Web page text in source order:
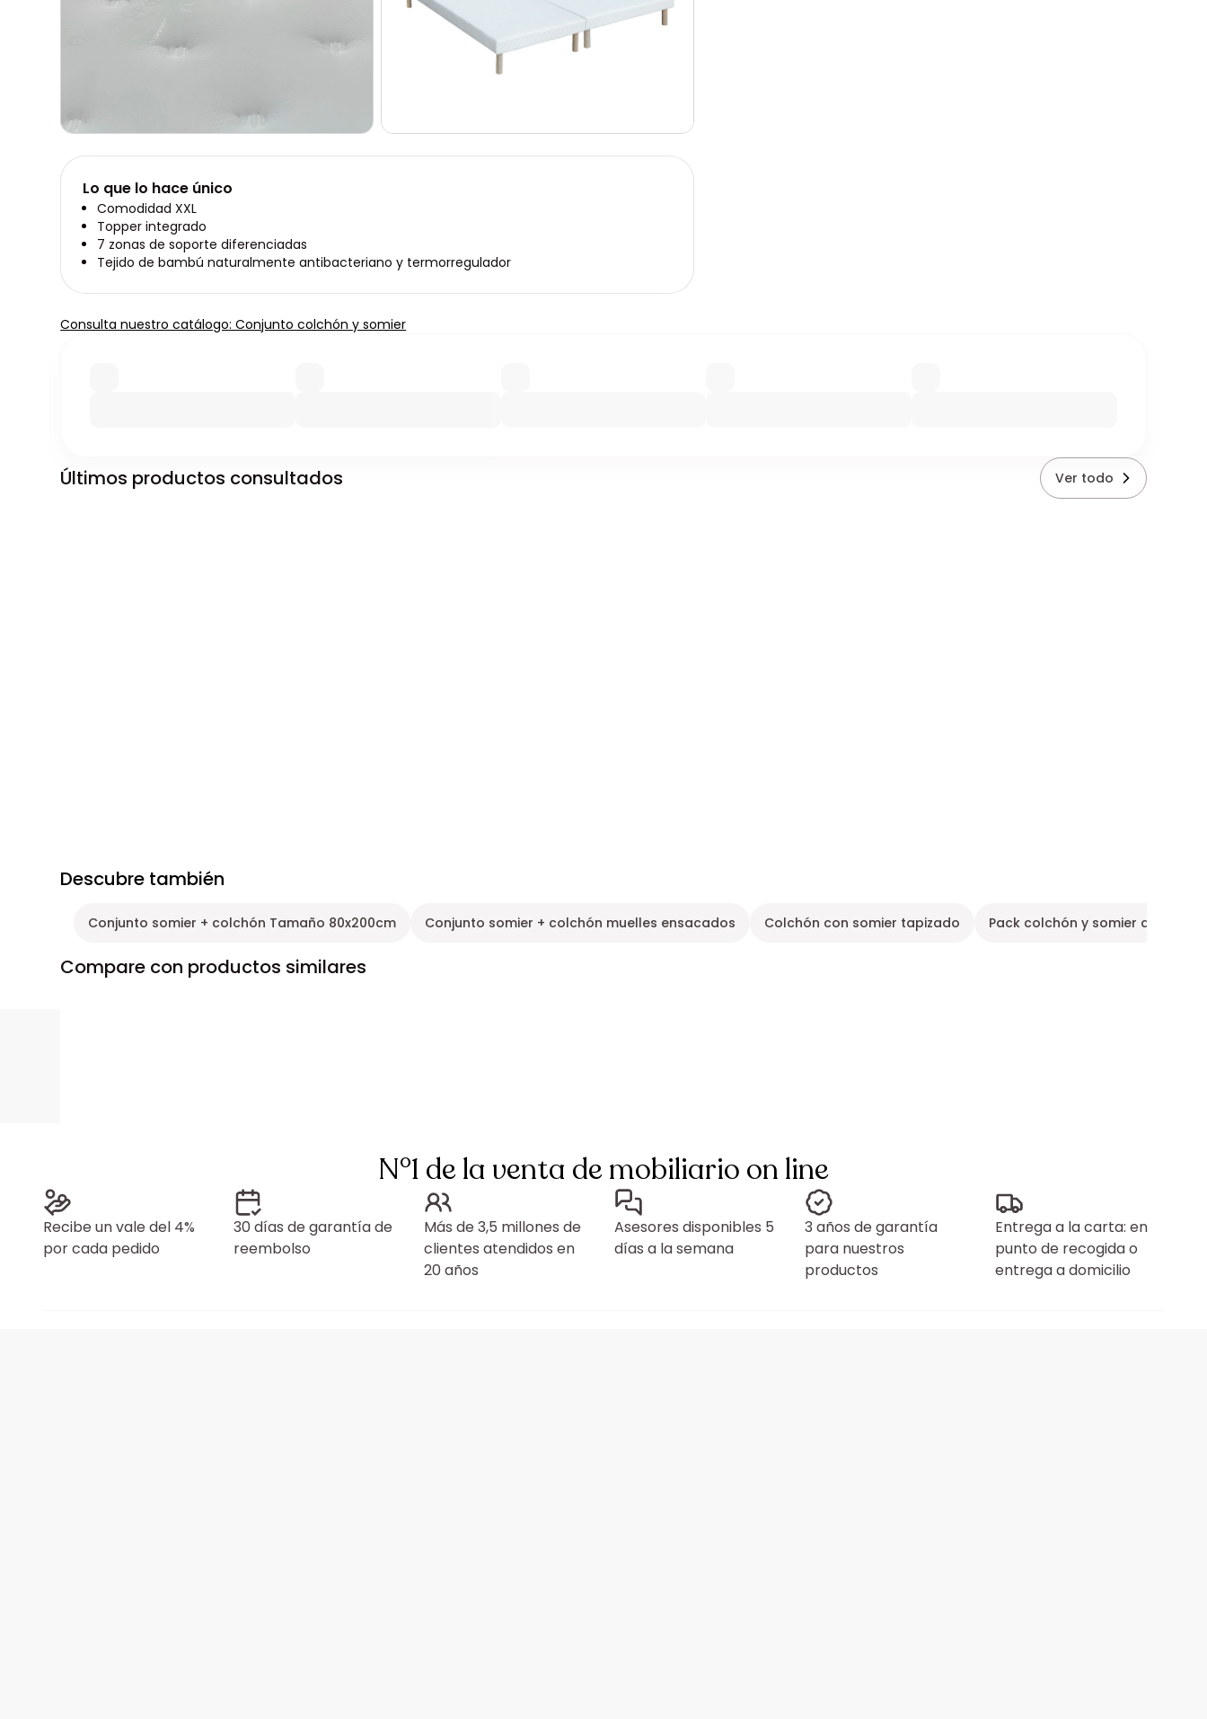
Lo que lo hace único
Comodidad XXL
Topper integrado
7 zonas de soporte diferenciadas
Tejido de bambú naturalmente antibacteriano y termorregulador
Consulta nuestro catálogo: Conjunto colchón y somier
Últimos productos consultados Ver todo
Descubre también
Conjunto somier + colchón Tamaño 80x200cm Conjunto somier + colchón muelles ensacados Colchón con somier tapizado Pack colchón y somier de látex
Compare con productos similares
N°1 de la venta de mobiliario on line
Recibe un vale del 4%
por cada pedido
30 días de garantía de
reembolso
Más de 3,5 millones de
clientes atendidos en
20 años
Asesores disponibles 5
días a la semana
3 años de garantía
para nuestros
productos
Entrega a la carta: en
punto de recogida o
entrega a domicilio